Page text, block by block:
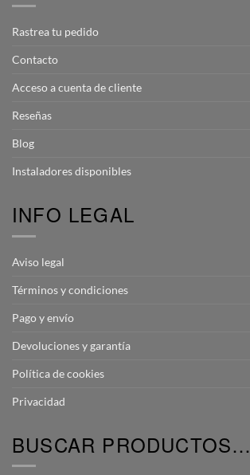
Rastrea tu pedido
Contacto
Acceso a cuenta de cliente
Reseñas
Blog
Instaladores disponibles
INFO LEGAL
Aviso legal
Términos y condiciones
Pago y envío
Devoluciones y garantía
Política de cookies
Privacidad
BUSCAR PRODUCTOS…